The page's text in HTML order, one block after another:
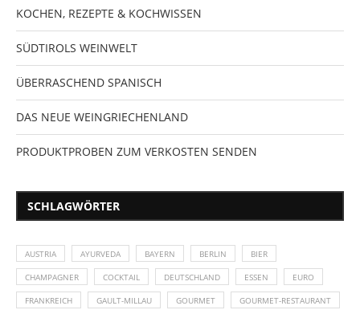
KOCHEN, REZEPTE & KOCHWISSEN
SÜDTIROLS WEINWELT
ÜBERRASCHEND SPANISCH
DAS NEUE WEINGRIECHENLAND
PRODUKTPROBEN ZUM VERKOSTEN SENDEN
SCHLAGWÖRTER
AUSTRIA AYURVEDA BAYERN BERLIN BIER
CHAMPAGNER COCKTAIL DEUTSCHLAND ESSEN EURO
FRANKREICH GAULT-MILLAU GOURMET GOURMET-RESTAURANT